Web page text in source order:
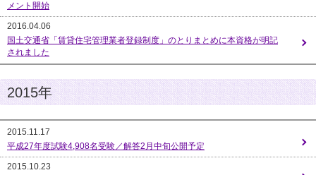
メント開始
2016.04.06
国土交通省「賃貸住宅管理業者登録制度」のとりまとめに本資格が明記
されました
2015年
2015.11.17
平成27年度試験4,908名受験／解答2月中旬公開予定
2015.10.23